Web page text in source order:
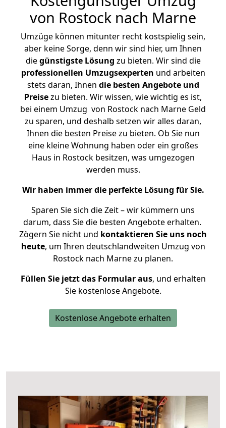
von Rostock nach Marne
Umzüge können mitunter recht kostspielig sein,
aber keine Sorge, denn wir sind hier, um Ihnen
diegünstigste Lösung zu bieten. Wir sind die
professionellen Umzugsexperten und arbeiten
stets daran, Ihnen die besten Angebote und
Preisezu bieten. Wir wissen, wie wichtig es ist,
bei einem Umzug von Rostock nach Marne Geld
zu sparen, und deshalb setzen wir alles daran,
Ihnen die besten Preise zu bieten. Ob Sie nun
eine kleine Wohnung haben oder ein großes
Haus in Rostock besitzen, was umgezogen
werden muss.
Wir haben immer die perfekte Lösung für Sie.
Sparen Sie sich die Zeit – wir kümmern uns
darum, dass Sie die besten Angebote erhalten.
Zögern Sie nicht und kontaktieren Sie uns noch
heute, um Ihren deutschlandweiten Umzug von
Rostock nach Marne zu planen.
Füllen Sie jetzt das Formular aus, und erhalten
Sie kostenlose Angebote.
Kostenlose Angebote erhalten